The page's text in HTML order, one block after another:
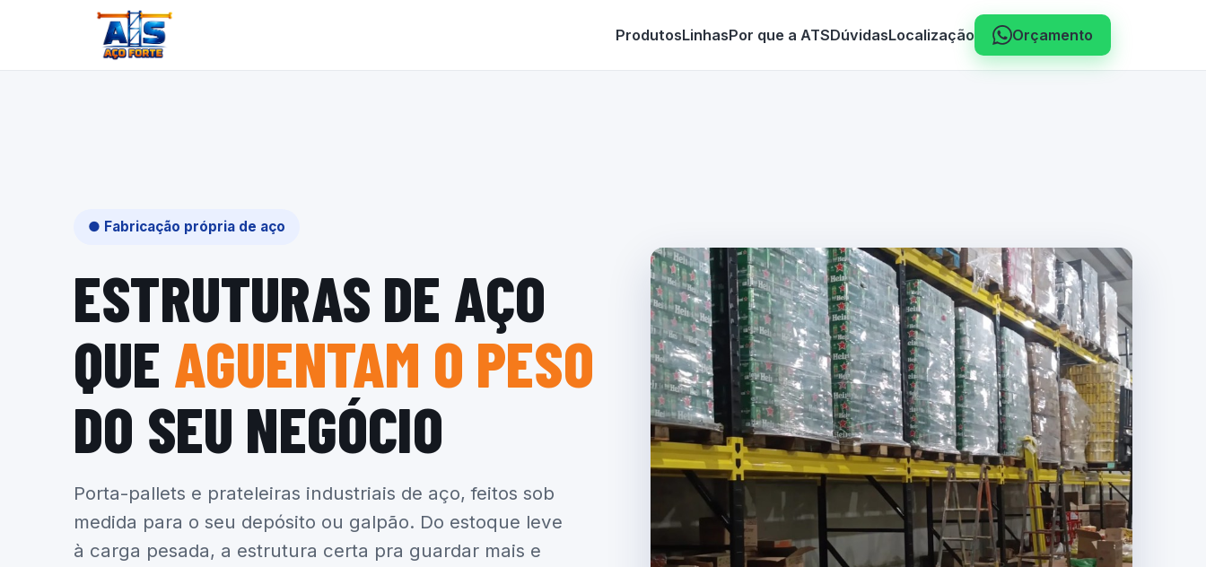
ProdutosLinhasPor que a ATSDúvidasLocalização Orçamento
● Fabricação própria de aço
ESTRUTURAS DE AÇO
QUE AGUENTAM O PESO
DO SEU NEGÓCIO
Porta-pallets e prateleiras industriais de aço, feitos sob
medida para o seu depósito ou galpão. Do estoque leve
à carga pesada, a estrutura certa pra guardar mais e